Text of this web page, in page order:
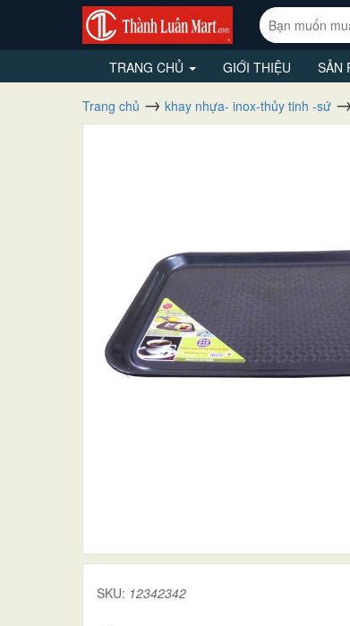
TRANG CHỦ GIỚI THIỆU SẢN
Trang chủ khay nhựa- inox-thủy tinh -sứ
SKU: 12342342